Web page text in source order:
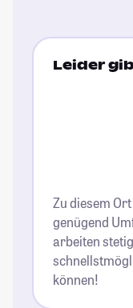
Leider
Zu diesem
genügend
arbeiten
können!